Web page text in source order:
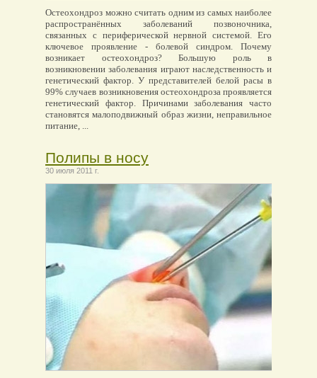
Остеохондроз можно считать одним из самых наиболее
распространённых заболеваний позвоночника,
связанных с периферической нервной системой. Его
ключевое проявление - болевой синдром. Почему
возникает остеохондроз? Большую роль в
возникновении заболевания играют наследственность и
генетический фактор. У представителей белой расы в
99% случаев возникновения остеохондроза проявляется
генетический фактор. Причинами заболевания часто
становятся малоподвижный образ жизни, неправильное
питание, ...
Полипы в носу
30 июля 2011 г.